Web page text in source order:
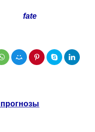
fate